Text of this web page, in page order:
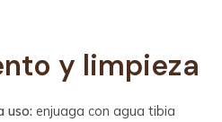
y limpieza
uso: enjuaga con agua tibia